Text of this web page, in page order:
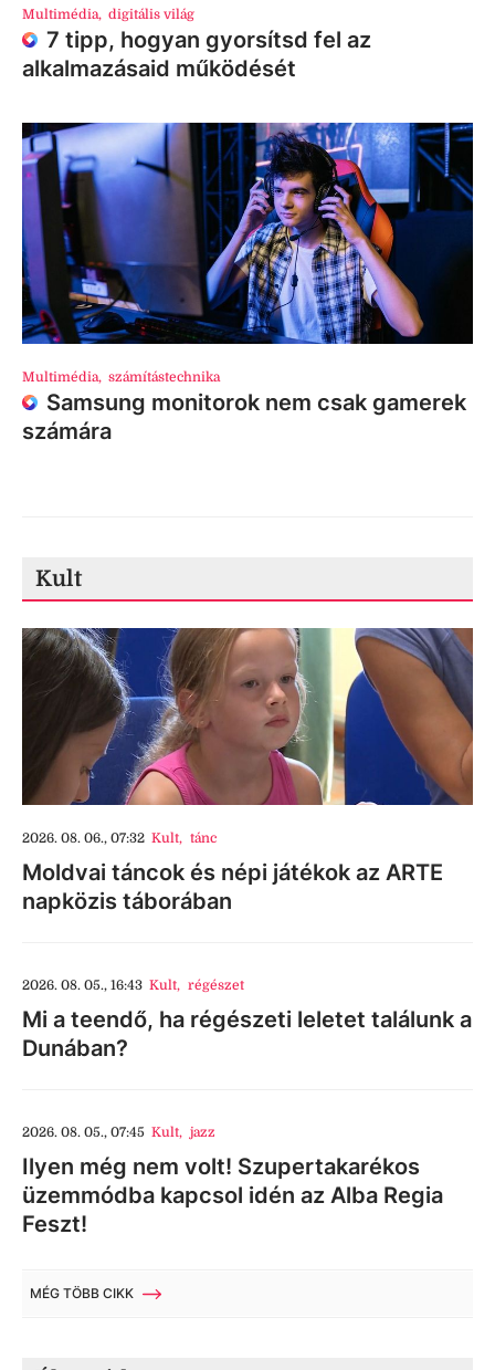
Multimédia, digitális világ
7 tipp, hogyan gyorsítsd fel az
alkalmazásaid működését
Multimédia, számítástechnika
Samsung monitorok nem csak gamerek
számára
Kult
2026. 08. 06., 07:32 Kult, tánc
Moldvai táncok és népi játékok az ARTE
napközis táborában
2026. 08. 05., 16:43 Kult, régészet
Mi a teendő, ha régészeti leletet találunk a
Dunában?
2026. 08. 05., 07:45 Kult, jazz
Ilyen még nem volt! Szupertakarékos
üzemmódba kapcsol idén az Alba Regia
Feszt!
MÉG TÖBB CIKK